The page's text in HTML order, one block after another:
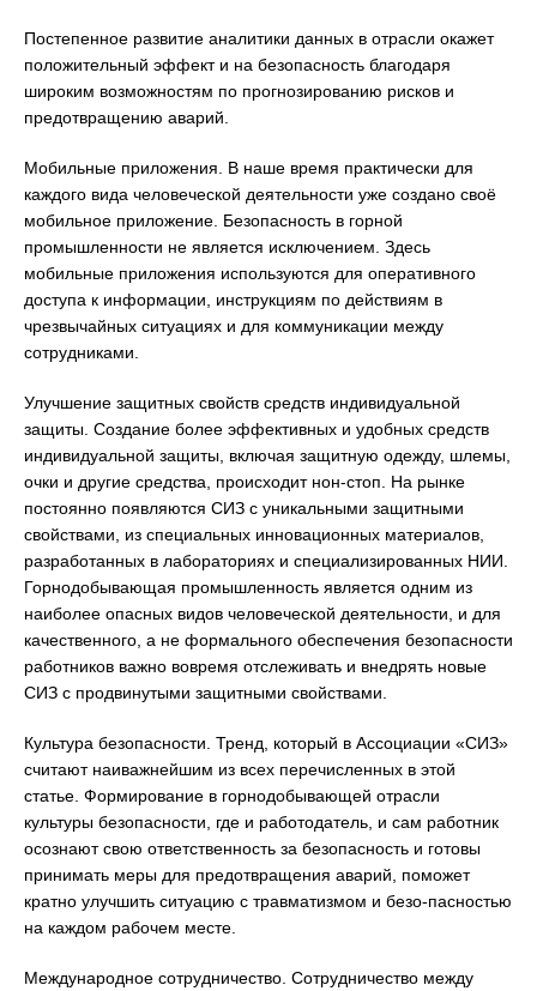
Постепенное развитие аналитики данных в отрасли окажет
положительный эффект и на безопасность благодаря
широким возможностям по прогнозированию рисков и
предотвращению аварий.
Мобильные приложения. В наше время практически для
каждого вида человеческой деятельности уже создано своё
мобильное приложение. Безопасность в горной
промышленности не является исключением. Здесь
мобильные приложения используются для оперативного
доступа к информации, инструкциям по действиям в
чрезвычайных ситуациях и для коммуникации между
сотрудниками.
Улучшение защитных свойств средств индивидуальной
защиты. Создание более эффективных и удобных средств
индивидуальной защиты, включая защитную одежду, шлемы,
очки и другие средства, происходит нон-стоп. На рынке
постоянно появляются СИЗ с уникальными защитными
свойствами, из специальных инновационных материалов,
разработанных в лабораториях и специализированных НИИ.
Горнодобывающая промышленность является одним из
наиболее опасных видов человеческой деятельности, и для
качественного, а не формального обеспечения безопасности
работников важно вовремя отслеживать и внедрять новые
СИЗ с продвинутыми защитными свойствами.
Культура безопасности. Тренд, который в Ассоциации «СИЗ»
считают наиважнейшим из всех перечисленных в этой
статье. Формирование в горнодобывающей отрасли
культуры безопасности, где и работодатель, и сам работник
осознают свою ответственность за безопасность и готовы
принимать меры для предотвращения аварий, поможет
кратно улучшить ситуацию с травматизмом и безо-пасностью
на каждом рабочем месте.
Международное сотрудничество. Сотрудничество между